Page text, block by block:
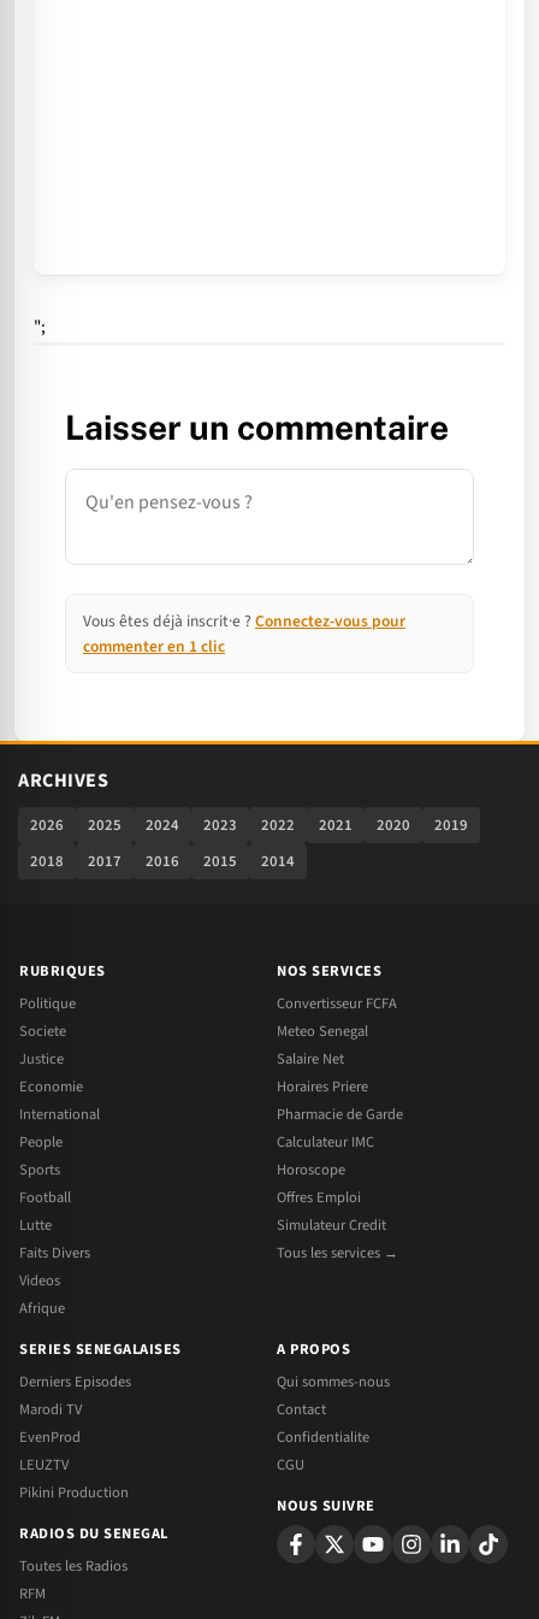
";
Laisser un commentaire
Commentaire
Vous êtes déjà inscrit·e ? Connectez-vous pour
commenter en 1 clic
ARCHIVES
2026 2025 2024 2023 2022 2021 2020
2019
2018
2017 2016 2015 2014
RUBRIQUES
Politique
Societe
Justice
Economie
International
People
Sports
Football
Lutte
Faits Divers
Videos
Afrique
NOS SERVICES
Convertisseur FCFA
Meteo Senegal
Salaire Net
Horaires Priere
Pharmacie de Garde
Calculateur IMC
Horoscope
Offres Emploi
Simulateur Credit
Tous les services →
SERIES SENEGALAISES
Derniers Episodes
Marodi TV
EvenProd
LEUZTV
Pikini Production
RADIOS DU SENEGAL
Toutes les Radios
RFM
A PROPOS
Qui sommes-nous
Contact
Confidentialite
CGU
NOUS SUIVRE